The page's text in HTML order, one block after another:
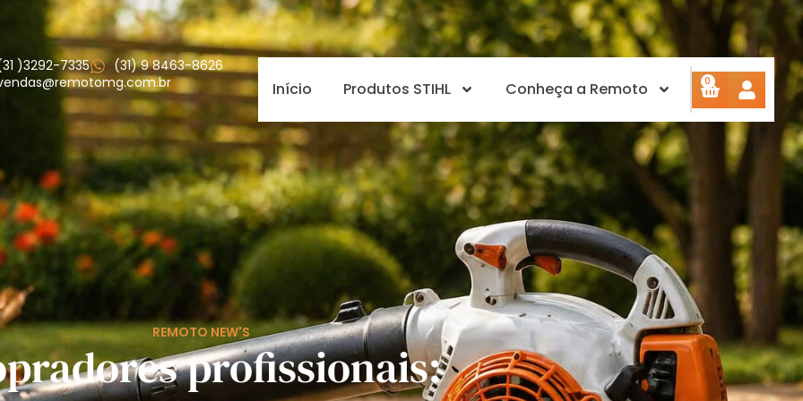
)3292-7335
(31) 9 8463-8626
Início Produtos STIHL Conheça a Remoto 0
REMOTO NEW'S
profissionais: